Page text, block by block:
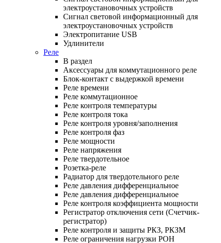
электроустановочных устройств
Сигнал световой информационный для
электроустановочных устройств
Электропитание USB
Удлинители
Реле
В раздел
Аксессуары для коммутационного реле
Блок-контакт с выдержкой времени
Реле времени
Реле коммутационное
Реле контроля температуры
Реле контроля тока
Реле контроля уровня/заполнения
Реле контроля фаз
Реле мощности
Реле напряжения
Реле твердотельное
Розетка-реле
Радиатор для твердотельного реле
Реле давления дифференциальное
Реле давления дифференциальное
Реле контроля коэффициента мощности
Регистратор отключения сети (Счетчик-
регистратор)
Реле контроля и защиты РКЗ, РКЗМ
Реле ограничения нагрузки РОН